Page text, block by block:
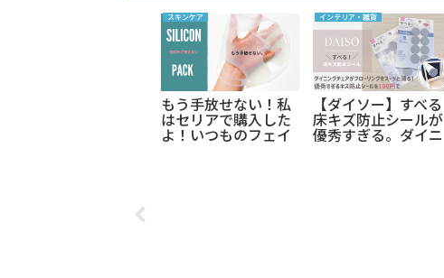
スキンケア
もう手放せない！私
はセリアで購入した
よ！いつものフェイ
インテリア・雑貨
【ダイソー】すべる
床キズ防止シールが
優秀すぎる。ダイニ
ングチェアがスーッ